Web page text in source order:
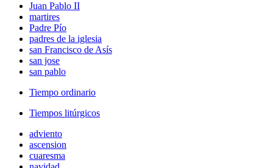
Juan Pablo II
martires
Padre Pío
padres de la iglesia
san Francisco de Asís
san jose
san pablo
Tiempo ordinario
Tiempos litúrgicos
adviento
ascension
cuaresma